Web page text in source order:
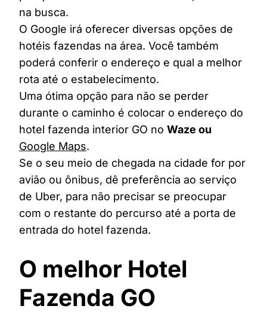
na busca.
O Google irá oferecer diversas opções de
hotéis fazendas na área. Você também
poderá conferir o endereço e qual a melhor
rota até o estabelecimento.
Uma ótima opção para não se perder
durante o caminho é colocar o endereço do
hotel fazenda interior GO no Waze ou
Google Maps.
Se o seu meio de chegada na cidade for por
avião ou ônibus, dê preferência ao serviço
de Uber, para não precisar se preocupar
com o restante do percurso até a porta de
entrada do hotel fazenda.
O melhor Hotel
Fazenda GO